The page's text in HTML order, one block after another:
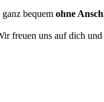
bequem ohne
freuen uns auf dich